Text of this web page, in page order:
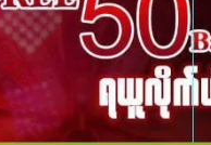
မ်း ကာစီနို စလော့ဂိမ်း ကျွဲ
း နည်း ငါး ဂိမ်း ငွေ အကောင် ဆုံး
ငါး ပစ် ဂိမ်း link
ာ့ နည်း ငါး ပစ် ဂိမ်း ပိုက်ဆံ ရ